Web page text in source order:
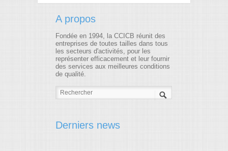
A propos
Fondée en 1994, la CCICB réunit des
entreprises de toutes tailles dans tous
les secteurs d'activités, pour les
représenter efficacement et leur fournir
des services aux meilleures conditions
de qualité.
Derniers news